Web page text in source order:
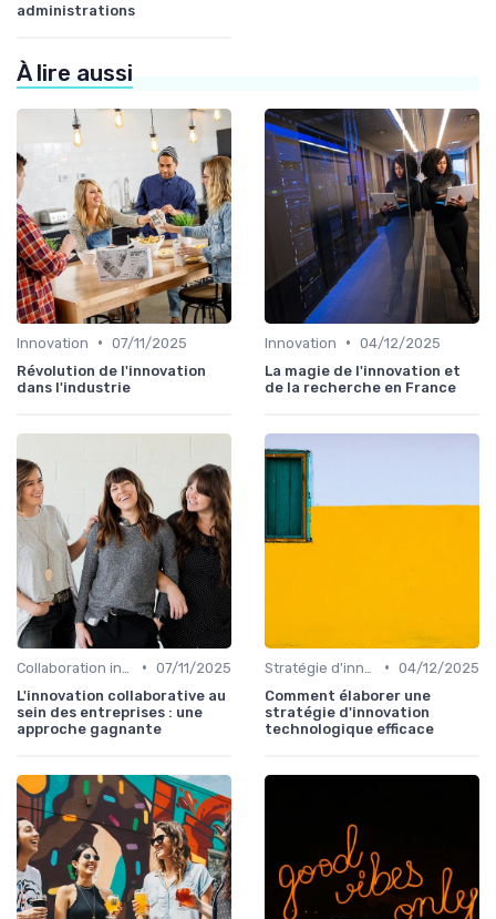
administrations
À lire aussi
Innovation • 07/11/2025
Révolution de l'innovation
dans l'industrie
Innovation • 04/12/2025
La magie de l'innovation et
de la recherche en France
• 07/11/2025
L'innovation collaborative au
sein des entreprises : une
approche gagnante
• 04/12/2025
Comment élaborer une
stratégie d'innovation
technologique efficace